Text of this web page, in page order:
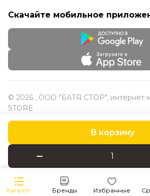
В корзину
Каталог Бренды Избранные
Скачайте мобильное
© 2026 , ООО "БАТЯ СТОР", интернет-
STORE
Конфиденциальность Оферта